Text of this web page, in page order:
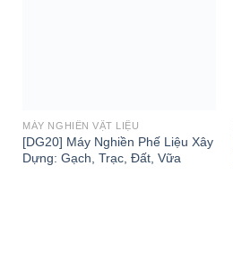
MÁY NGHIỀN VẬT LIỆU
[DG20] Máy Nghiền Phế Liệu Xây
Dựng: Gạch, Trạc, Đất, Vữa